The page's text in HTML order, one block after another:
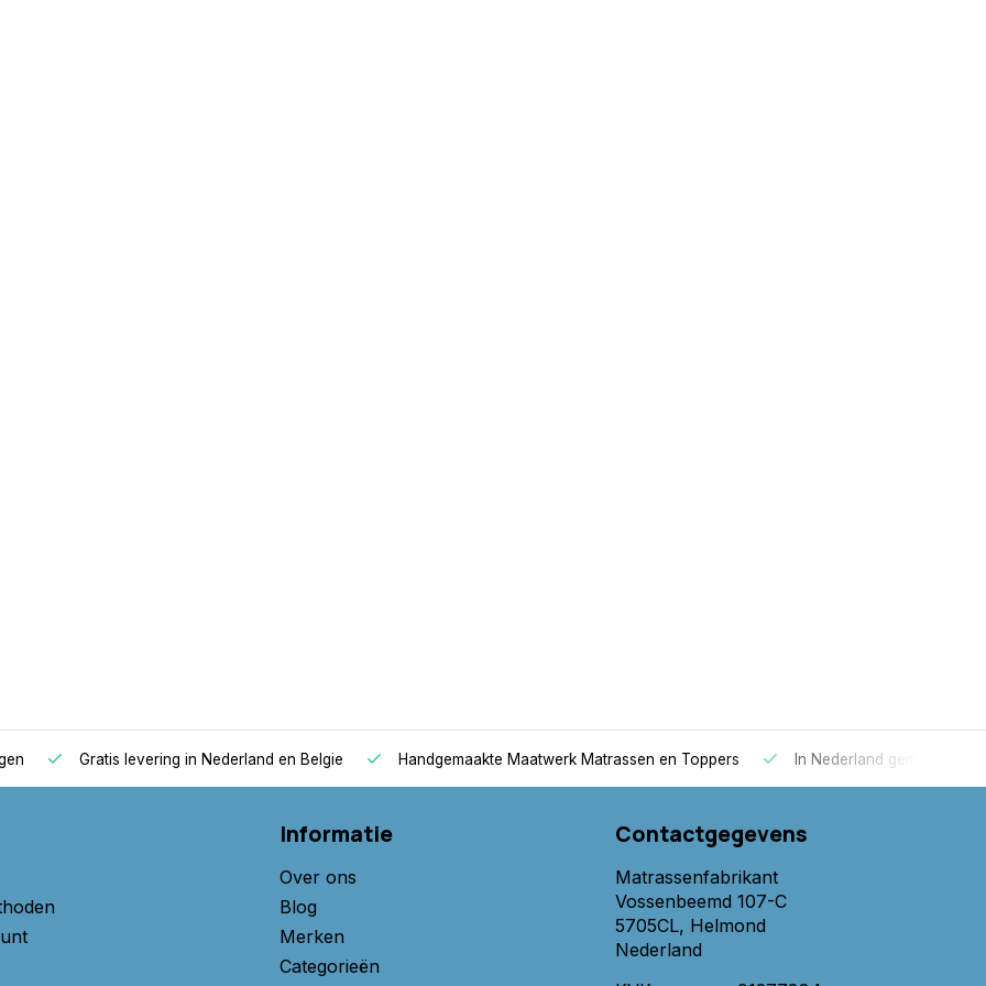
nog beter
je een veilig en
topper kiezen. Tegen een
Gratis levering in Nederland en Belgie Handgemaakte Maatwerk Matrassen en Toppers In Nederland gemaakt
Informatie
Over ons
Blog
Merken
Categorieën
Contactgegevens
Matrassenfabrikant
Vossenbeemd 107-C
5705CL, Helmond
Nederland